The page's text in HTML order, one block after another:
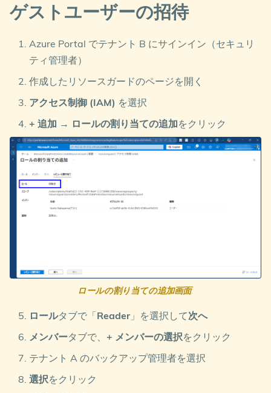
ゲストユーザーの招待
Azure Portal でテナント B にサインイン（セキュリ
ティ管理者）
作成したリソースガードのページを開く
アクセス制御 (IAM) を選択
+ 追加 → ロールの割り当ての追加をクリック
ロールの割り当ての追加画面:
ロールタブで「Reader」を選択して次へ
メンバータブで、 + メンバーの選択をクリック
テナント A のバックアップ管理者を選択
選択をクリック